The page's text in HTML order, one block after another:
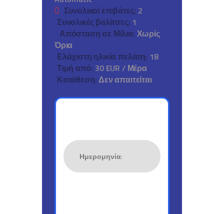
Συνολικοί επιβάτες: 2
Συνολικές βαλίτσες: 1
Απόσταση σε Μίλια: Χωρίς
Όρια
Ελάχιστη ηλικία πελάτη: 18
Τιμή από: 30 EUR / Μέρα
Κατάθεση:Δεν απαιτείται